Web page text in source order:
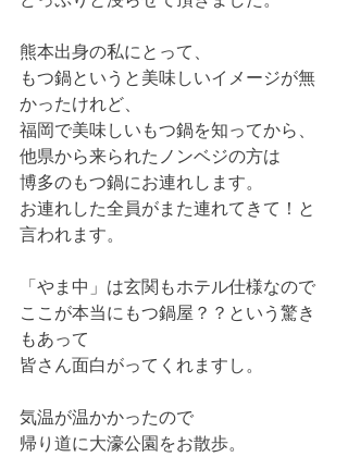
熊本出身の私にとって、
もつ鍋というと美味しいイメージが無
かったけれど、
福岡で美味しいもつ鍋を知ってから、
他県から来られたノンベジの方は
博多のもつ鍋にお連れします。
お連れした全員がまた連れてきて！と
言われます。
「やま中」は玄関もホテル仕様なので
ここが本当にもつ鍋屋？？という驚き
もあって
皆さん面白がってくれますし。
気温が温かかったので
帰り道に大濠公園をお散歩。